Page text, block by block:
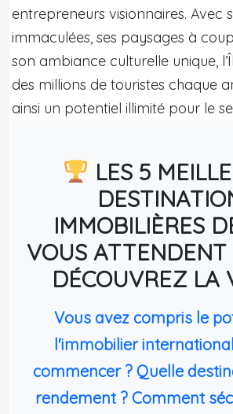
entrepreneurs visionnaires. Avec
immaculées, ses paysages à
son ambiance culturelle unique,
des millions de touristes chaque
ainsi un potentiel illimité pour le
LES 5
IMMOBILIÈRES
VOUS
DÉCOUVREZ LA
Vous avez compris le
l'immobilier
commencer ? Quelle
rendement ? Comment